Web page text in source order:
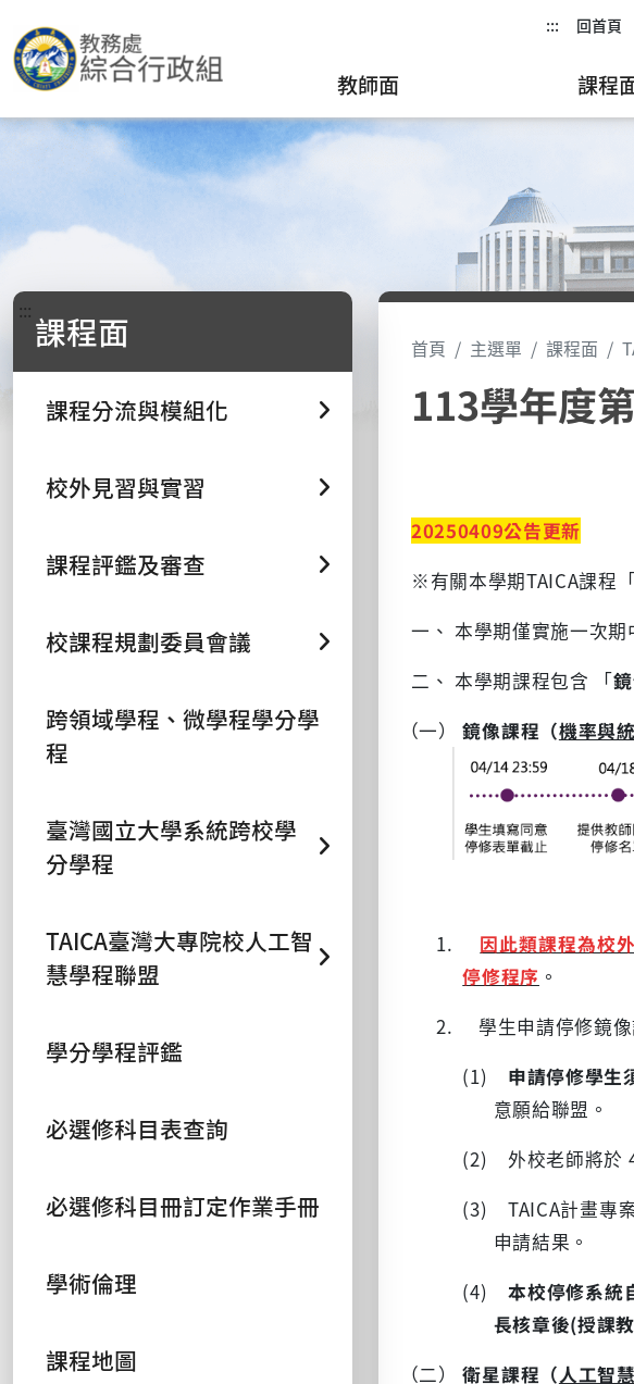
::: 回首頁
教師面 課程
::: 課程面
課程分流與模組化
校外見習與實習
課程評鑑及審查
校課程規劃委員會議
跨領域學程、微學程學分學
程
臺灣國立大學系統跨校學
分學程
TAICA臺灣大專院校人工智
慧學程聯盟
學分學程評鑑
必選修科目表查詢
必選修科目冊訂定作業手冊
學術倫理
課程地圖
首頁 主選單 課程面
113學年度
20250409公告更新
※有關本學期TAICA課程
一、 本學期僅實施一次期
二、 本學期課程包含 「
（一）鏡像課程（機率與
1. 因此類課程為校
停修程序 。
2. 學生申請停修鏡像
(1) 申請停修學生
意願給聯盟。
(2) 外校老師將於 4
(3) TAICA計畫專
申請結果。
(4)本校停修系統
長核章後(授課
（二）衛星課程（人工智